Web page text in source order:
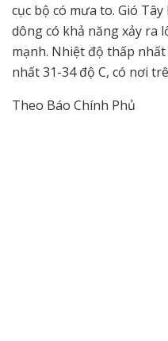
cục bộ có mưa to. Gió
dông có khả năng xảy ra
mạnh. Nhiệt độ thấp
nhất 31-34 độ C, có nơi
Theo Báo Chính Phủ